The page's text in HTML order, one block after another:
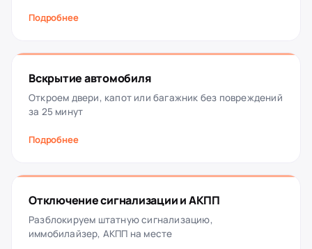
Подробнее
Вскрытие автомобиля
Откроем двери, капот или багажник без повреждений
за 25 минут
Подробнее
Отключение сигнализации и АКПП
Разблокируем штатную сигнализацию,
иммобилайзер, АКПП на месте